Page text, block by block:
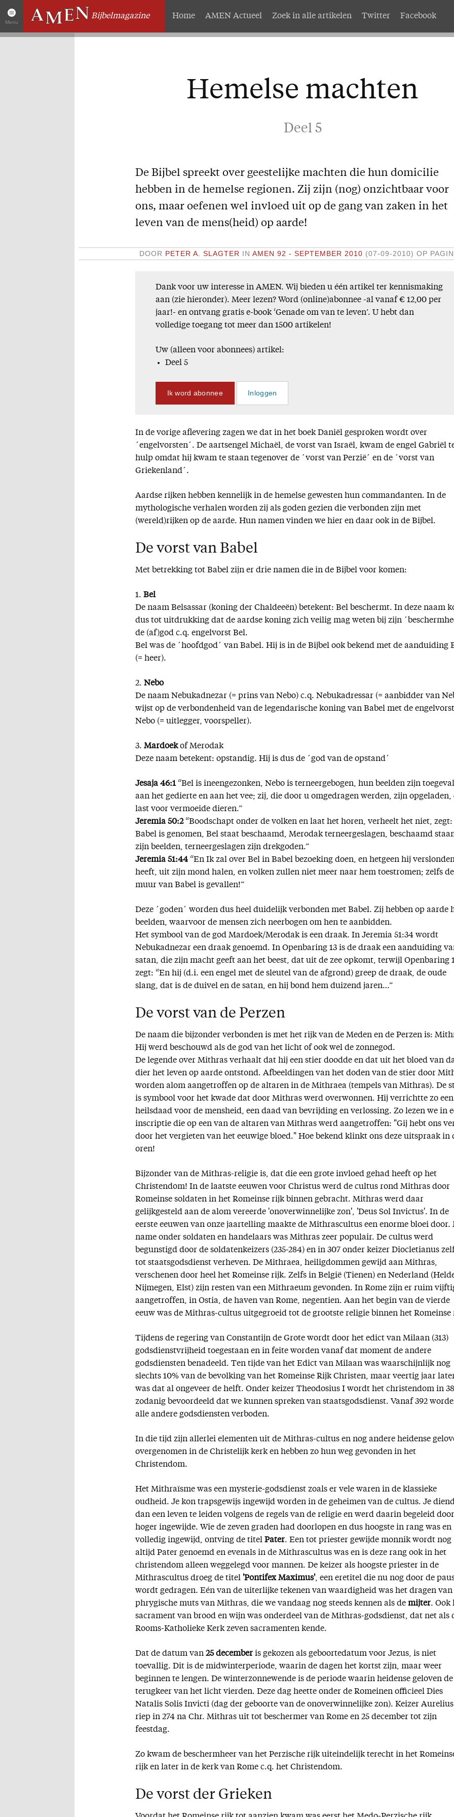
Menu
Bijbelmagazine
Abonnementen
Geschenkabonnement
Adreswijziging
Nabestellen
Home AMEN Actueel Zoek in alle artikelen Twitter Facebook
Hemelse machten
Deel 5
De Bijbel spreekt over geestelijke machten die hun domicilie
hebben in de hemelse regionen. Zij zijn (nog) onzichtbaar voor
ons, maar oefenen wel invloed uit op de gang van zaken in het
leven van de mens(heid) op aarde!
DOOR PETER A. SLAGTER IN AMEN 92 - SEPTEMBER 2010 (07-09-2010) OP
Dank voor uw interesse in AMEN. Wij bieden u één artikel ter kennismaking
aan (zie hieronder). Meer lezen? Word (online)abonnee -al vanaf € 12,00 per
jaar!- en ontvang gratis e-book ‘Genade om van te leven’. U hebt dan
volledige toegang tot meer dan 1500 artikelen!
Uw (alleen voor abonnees) artikel:
Deel 5
Ik word abonnee Inloggen
In de vorige aflevering zagen we dat in het boek Daniël gesproken wordt over
´engelvorsten´. De aartsengel Michaël, de vorst van Israël, kwam de engel Gabriël
hulp omdat hij kwam te staan tegenover de ´vorst van Perzië´ en de ´vorst van
Griekenland´.
Aardse rijken hebben kennelijk in de hemelse gewesten hun commandanten. In de
mythologische verhalen worden zij als goden gezien die verbonden zijn met
(wereld)rijken op de aarde. Hun namen vinden we hier en daar ook in de Bijbel.
De vorst van Babel
Met betrekking tot Babel zijn er drie namen die in de Bijbel voor komen:
1. Bel
De naam Belsassar (koning der Chaldeeën) betekent: Bel beschermt. In deze naam
dus tot uitdrukking dat de aardse koning zich veilig mag weten bij zijn
de (af)god c.q. engelvorst Bel.
Bel was de ´hoofdgod´ van Babel. Hij is in de Bijbel ook bekend met de aanduiding
(= heer).
2. Nebo
De naam Nebukadnezar (= prins van Nebo) c.q. Nebukadressar (= aanbidder van
wijst op de verbondenheid van de legendarische koning van Babel met de engelvorst
Nebo (= uitlegger, voorspeller).
3. Mardoekof Merodak
Deze naam betekent: opstandig. Hij is dus de ´god van de opstand´
Jesaja 46:1 “Bel is ineengezonken, Nebo is terneergebogen, hun beelden zijn
aan het gedierte en aan het vee; zij, die door u omgedragen werden, zijn opgeladen,
last voor vermoeide dieren.”
Jeremia 50:2“Boodschapt onder de volken en laat het horen, verheelt het niet, zegt:
Babel is genomen, Bel staat beschaamd, Merodak terneergeslagen, beschaamd
zijn beelden, terneergeslagen zijn drekgoden.”
Jeremia 51:44 “En Ik zal over Bel in Babel bezoeking doen, en hetgeen hij
heeft, uit zijn mond halen, en volken zullen niet meer naar hem toestromen; zelfs de
muur van Babel is gevallen!”
Deze ´goden´ worden dus heel duidelijk verbonden met Babel. Zij hebben op aarde
beelden, waarvoor de mensen zich neerbogen om hen te aanbidden.
Het symbool van de god Mardoek/Merodak is een draak. In Jeremia 51:34 wordt
Nebukadnezar een draak genoemd. In Openbaring 13 is de draak een aanduiding
satan, die zijn macht geeft aan het beest, dat uit de zee opkomt, terwijl Openbaring
zegt: “En hij (d.i. een engel met de sleutel van de afgrond) greep de draak, de oude
slang, dat is de duivel en de satan, en hij bond hem duizend jaren…”
De vorst van de Perzen
De naam die bijzonder verbonden is met het rijk van de Meden en de Perzen is:
Hij werd beschouwd als de god van het licht of ook wel de zonnegod.
De legende over Mithras verhaalt dat hij een stier doodde en dat uit het bloed van
dier het leven op aarde ontstond. Afbeeldingen van het doden van de stier door
worden alom aangetroffen op de altaren in de Mithraea (tempels van Mithras). De
is symbool voor het kwade dat door Mithras werd overwonnen. Hij verrichtte zo een
heilsdaad voor de mensheid, een daad van bevrijding en verlossing. Zo lezen we in
inscriptie die op een van de altaren van Mithras werd aangetroffen: "Gij hebt ons
door het vergieten van het eeuwige bloed." Hoe bekend klinkt ons deze uitspraak in
oren!
Bijzonder van de Mithras-religie is, dat die een grote invloed gehad heeft op het
Christendom! In de laatste eeuwen voor Christus werd de cultus rond Mithras door
Romeinse soldaten in het Romeinse rijk binnen gebracht. Mithras werd daar
gelijkgesteld aan de alom vereerde 'onoverwinnelijke zon', 'Deus Sol Invictus'. In de
eerste eeuwen van onze jaartelling maakte de Mithrascultus een enorme bloei door.
name onder soldaten en handelaars was Mithras zeer populair. De cultus werd
begunstigd door de soldatenkeizers (235-284) en in 307 onder keizer Diocletianus
tot staatsgodsdienst verheven. De Mithraea, heiligdommen gewijd aan Mithras,
verschenen door heel het Romeinse rijk. Zelfs in België (Tienen) en Nederland
Nijmegen, Elst) zijn resten van een Mithraeum gevonden. In Rome zijn er ruim
aangetroffen, in Ostia, de haven van Rome, negentien. Aan het begin van de vierde
eeuw was de Mithras-cultus uitgegroeid tot de grootste religie binnen het Romeinse
Tijdens de regering van Constantijn de Grote wordt door het edict van Milaan (313)
godsdienstvrijheid toegestaan en in feite worden vanaf dat moment de andere
godsdiensten benadeeld. Ten tijde van het Edict van Milaan was waarschijnlijk nog
slechts 10% van de bevolking van het Romeinse Rijk Christen, maar veertig jaar
was dat al ongeveer de helft. Onder keizer Theodosius I wordt het christendom in
zodanig bevoordeeld dat we kunnen spreken van staatsgodsdienst. Vanaf 392
alle andere godsdiensten verboden.
In die tijd zijn allerlei elementen uit de Mithras-cultus en nog andere heidense
overgenomen in de Christelijk kerk en hebben zo hun weg gevonden in het
Christendom.
Het Mithraïsme was een mysterie-godsdienst zoals er vele waren in de klassieke
oudheid. Je kon trapsgewijs ingewijd worden in de geheimen van de cultus. Je
dan een leven te leiden volgens de regels van de religie en werd daarin begeleid
hoger ingewijde. Wie de zeven graden had doorlopen en dus hoogste in rang was en
volledig ingewijd, ontving de titel Pater. Een tot priester gewijde monnik wordt nog
altijd Pater genoemd en evenals in de Mithrascultus was en is deze rang ook in het
christendom alleen weggelegd voor mannen. De keizer als hoogste priester in de
Mithrascultus droeg de titel 'Pontifex Maximus', een eretitel die nu nog door de
wordt gedragen. Eén van de uiterlijke tekenen van waardigheid was het dragen van
phrygische muts van Mithras, die we vandaag nog steeds kennen als de mijter. Ook
sacrament van brood en wijn was onderdeel van de Mithras-godsdienst, dat net als
Rooms-Katholieke Kerk zeven sacramenten kende.
Dat de datum van 25 december is gekozen als geboortedatum voor Jezus, is niet
toevallig. Dit is de midwinterperiode, waarin de dagen het kortst zijn, maar weer
beginnen te lengen. De winterzonnewende is de periode waarin heidense geloven de
terugkeer van het licht vierden. Deze dag heette onder de Romeinen officieel Dies
Natalis Solis Invicti (dag der geboorte van de onoverwinnelijke zon). Keizer Aurelius
riep in 274 na Chr. Mithras uit tot beschermer van Rome en 25 december tot zijn
feestdag.
Zo kwam de beschermheer van het Perzische rijk uiteindelijk terecht in het
rijk en later in de kerk van Rome c.q. het Christendom.
De vorst der Grieken